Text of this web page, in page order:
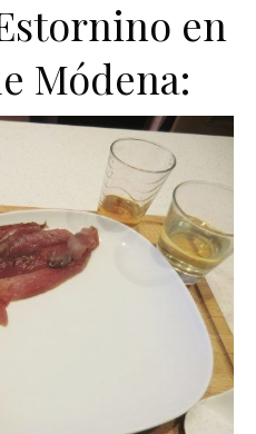
en
Módena: